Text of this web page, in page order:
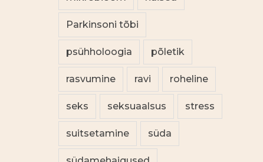
Parkinsoni tõbi
psühholoogia põletik
rasvumine ravi roheline
seks seksuaalsus stress
suitsetamine süda